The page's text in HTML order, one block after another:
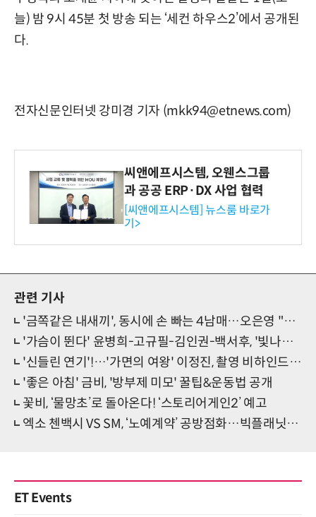
늘) 밤 9시 45분 첫 방송 되는 ‘세컨 하우스2’에서 공개된
다.
전자신문인터넷 강미경 기자 (mkk94@etnews.com)
씨앤에프시스템, 오웬스그룹
과 공공 ERP·DX 사업 협력
[씨앤에프시스템] 뉴스룸 바로가
기>
관련 기사
'금쪽같은 내새끼', 동시에 손 빠는 4남매…오은영 "긴급 STOP"
'가슴이 뛴다' 윤병희-고규필-김인권-백서후, '빛나는 조연 4인방' 눈길
'신들린 연기'!…'가면의 여왕' 이정진, 촬영 비하인드 공개
'좋은 아침' 금비, '방부제 미모' 꿀팁&운동법 공개
꽃비, ‘물망초’로 돌아온다! ‘스토리어게인2’ 예고
엑소 첸백시 VS SM, ‘노예계약’ 공방점화…빅플래닛메이드는 관계 부인 (종합)
ET Events